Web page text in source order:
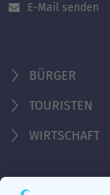
E-Mail senden
BÜRGER
TOURISTEN
WIRTSCHAFT